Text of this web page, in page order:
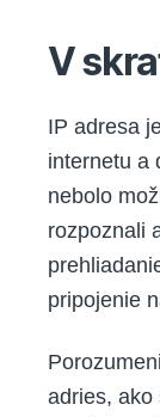
V
IP adresa
internetu a
nebolo
rozpoznali
pripojenie
adries, ako